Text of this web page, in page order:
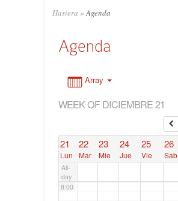
Hasiera » Agenda
Agenda
Array
WEEK OF DICIEMBRE 21
21
Lun
22
Mar
23
Mie
24
Jue
25
Vie
26
Sab
All-
day
4:00
5:00
7:00
8:00